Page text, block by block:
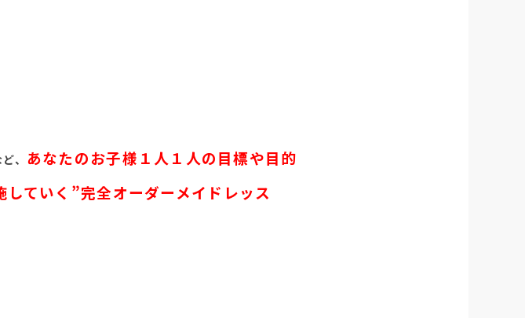
、 あなたのお子様１人１人の目標や目的
ていく”完全オーダーメイドレッス